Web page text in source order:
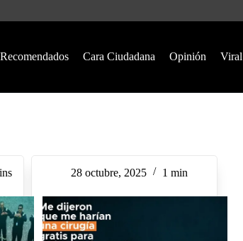
Recomendados Cara Ciudadana Opinión Viral
28 octubre, 2025 1 min